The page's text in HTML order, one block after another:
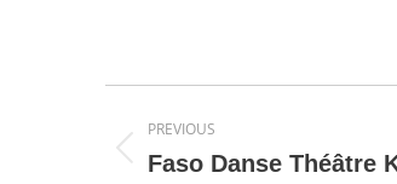
navigation
PREVIOUS
Previous
Faso Danse Théâtre